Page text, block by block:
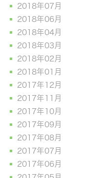
2018年07月
2018年06月
2018年04月
2018年03月
2018年02月
2018年01月
2017年12月
2017年11月
2017年10月
2017年09月
2017年08月
2017年07月
2017年06月